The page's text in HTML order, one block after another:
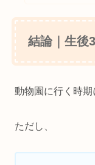
結論｜生後
動物園に行く時期
ただし、